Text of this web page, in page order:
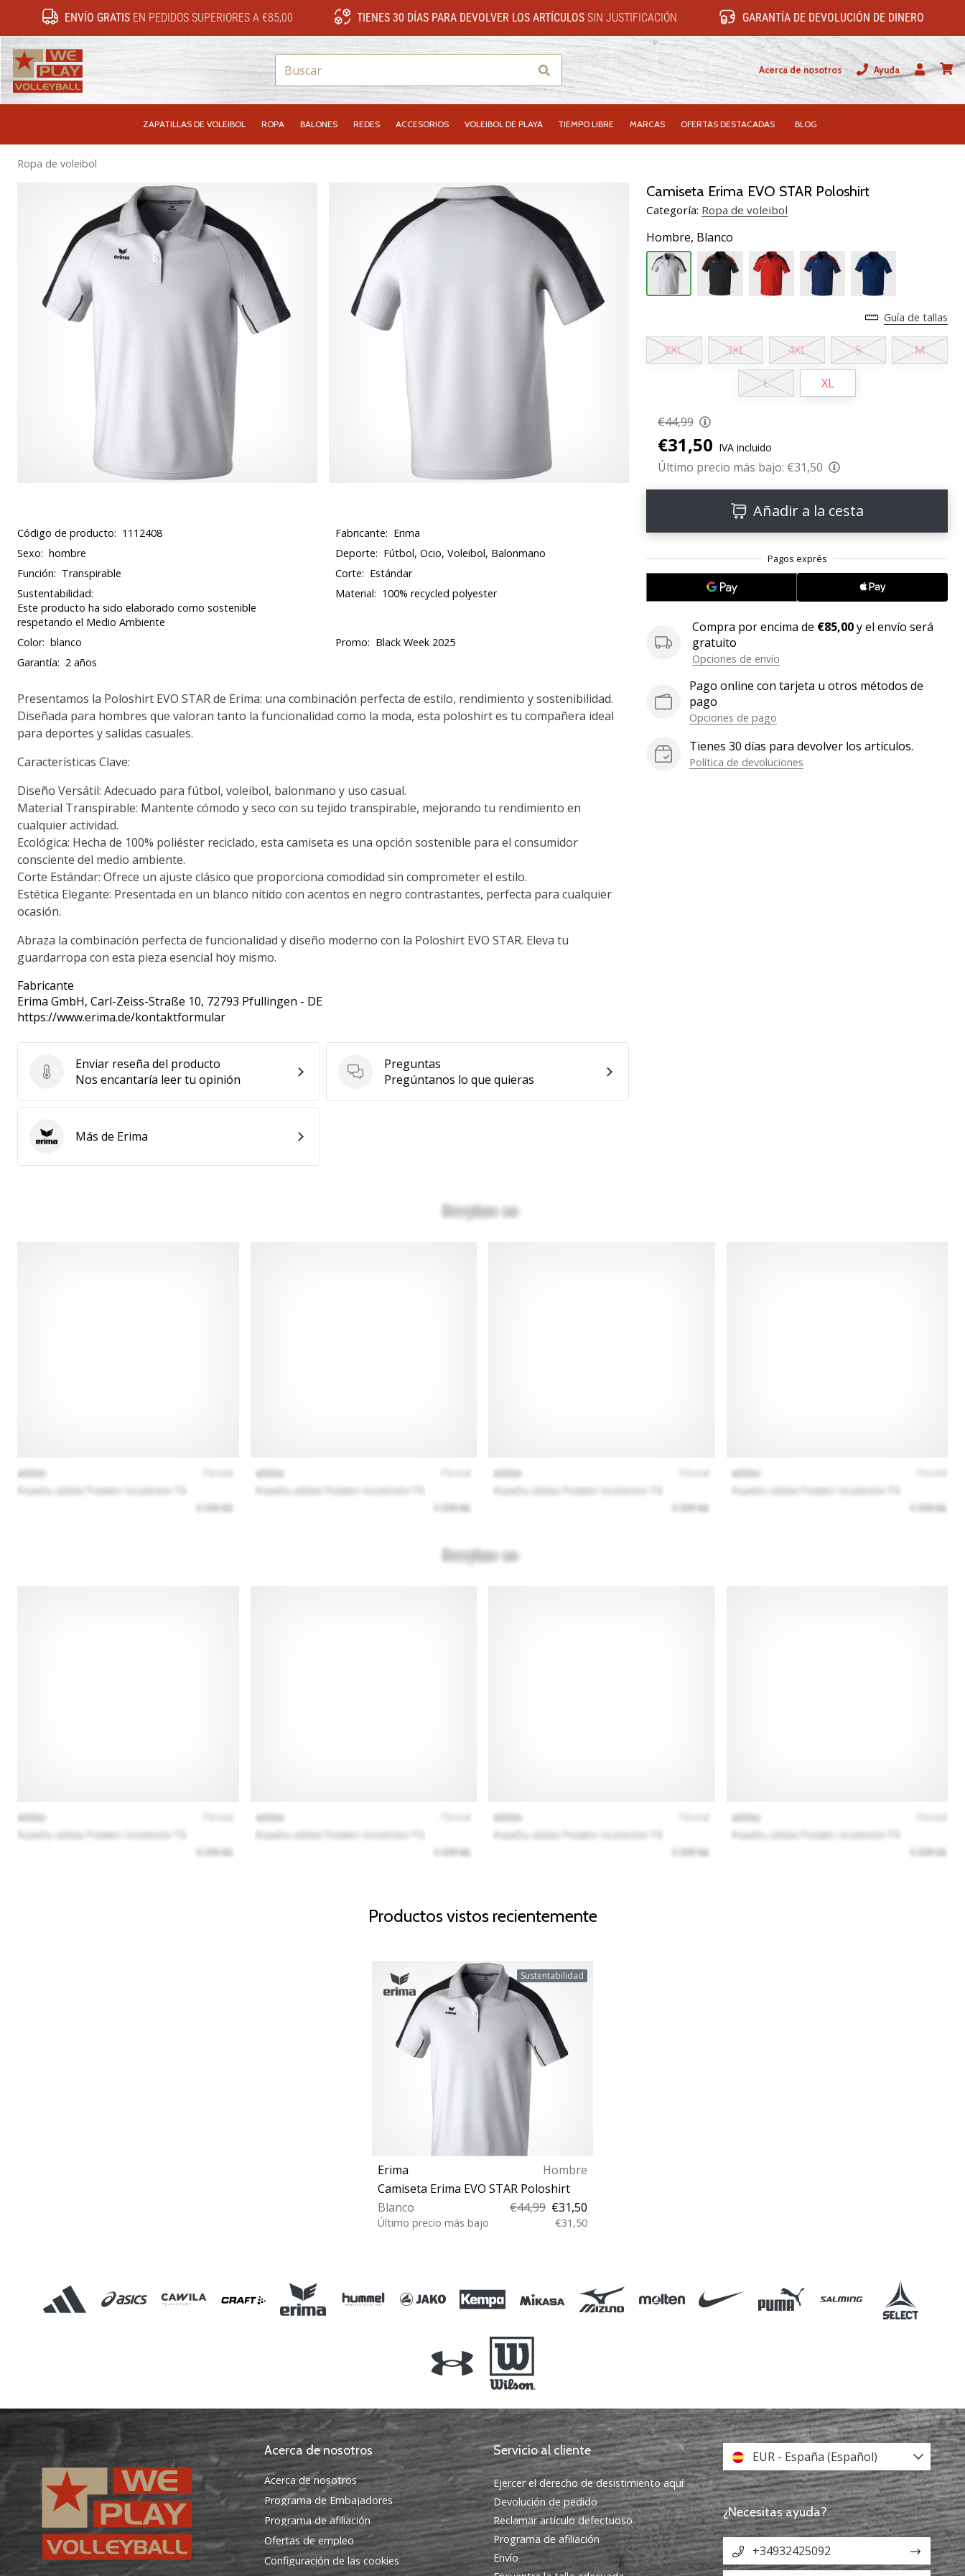
ENVÍO GRATISEN PEDIDOS SUPERIORES A €85,00 TIENES 30 DÍAS PARA DEVOLVER LOS ARTÍCULOS SIN JUSTIFICACIÓN GARANTÍA DE DEVOLUCIÓN DE DINERO
Buscar Acerca de nosotros
Ayuda
Usuario
ZAPATILLAS DE VOLEIBOL ROPA BALONES REDES ACCESORIOS VOLEIBOL DE PLAYA TIEMPO LIBRE MARCAS OFERTAS DESTACADAS BLOG
Ropa de voleibol
Camiseta Erima EVO STAR Poloshirt
Categoría: Ropa de voleibol
Hombre, Blanco
Guía de tallas
XXL 3XL 4XL S M
L XL
€44,99
€31,50 IVA incluido
Último precio más bajo: €31,50
Añadir a la cesta
Compra por encima de €85,00y el envío será
gratuito
Opciones de envío
Pago online con tarjeta u otros métodos de
pago
Opciones de pago
Tienes 30 días para devolver los artículos.
Política de devoluciones
Código de producto: 1112408 Fabricante: Erima
Sexo: hombre Deporte: Fútbol, Ocio, Voleibol, Balonmano
Función: Transpirable Corte: Estándar
Sustentabilidad:
Este producto ha sido elaborado como sostenible
respetando el Medio Ambiente
Material: 100% recycled polyester
Color: blanco Promo: Black Week 2025
Garantía: 2 años
Presentamos la Poloshirt EVO STAR de Erima: una combinación perfecta de estilo, rendimiento y sostenibilidad.
Diseñada para hombres que valoran tanto la funcionalidad como la moda, esta poloshirt es tu compañera ideal
para deportes y salidas casuales.
Características Clave:
Diseño Versátil: Adecuado para fútbol, voleibol, balonmano y uso casual.
Material Transpirable: Mantente cómodo y seco con su tejido transpirable, mejorando tu rendimiento en
cualquier actividad.
Ecológica: Hecha de 100% poliéster reciclado, esta camiseta es una opción sostenible para el consumidor
consciente del medio ambiente.
Corte Estándar: Ofrece un ajuste clásico que proporciona comodidad sin comprometer el estilo.
Estética Elegante: Presentada en un blanco nítido con acentos en negro contrastantes, perfecta para cualquier
ocasión.
Abraza la combinación perfecta de funcionalidad y diseño moderno con la Poloshirt EVO STAR. Eleva tu
guardarropa con esta pieza esencial hoy mismo.
Fabricante
Erima GmbH, Carl-Zeiss-Straße 10, 72793 Pfullingen - DE
https://www.erima.de/kontaktformular
Enviar reseña del producto
Enviar reseña del producto
Nos encantaría leer tu opinión
Preguntas
Preguntas
Pregúntanos lo que quieras
ErimaMás de Erima
Productos vistos recientemente
Sustentabilidad
Erima
Hombre
Camiseta Erima EVO STAR Poloshirt
Blanco
€44,99 €31,50
Último precio más bajo €31,50
Acerca de nosotros
Acerca de nosotros
Programa de Embajadores
Programa de afiliación
Ofertas de empleo
Configuración de las cookies
Servicio al cliente
Ejercer el derecho de desistimiento aquí
Devolución de pedido
Reclamar artículo defectuoso
Programa de afiliación
Envío
EUR - España (Español)
¿Necesitas ayuda?
+34932425092